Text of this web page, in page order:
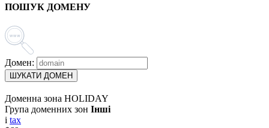
ПОШУК ДОМЕНУ
Домен:
ШУКАТИ ДОМЕН
Доменна зона HOLIDAY
Група доменних зон Інші
i tax